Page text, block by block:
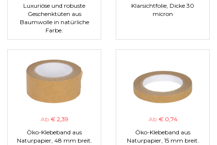
Luxuriöse und robuste
Geschenktüten aus
Baumwolle in natürliche
Farbe.
Klarsichtfolie, Dicke 30
micron
Ab € 2,39
Öko-Klebeband aus
Naturpapier, 48 mm breit.
Ab € 0,74
Öko-Klebeband aus
Naturpapier, 15 mm breit.